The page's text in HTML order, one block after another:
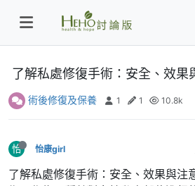
了解私處修復手術：安全、效果
術後修復及保養 1 1 10.8k
怡 怡康girl
了解私處修復手術：安全、效果與注